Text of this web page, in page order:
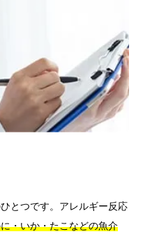
とつです。アレルギー反応
・いか・たこなどの魚介